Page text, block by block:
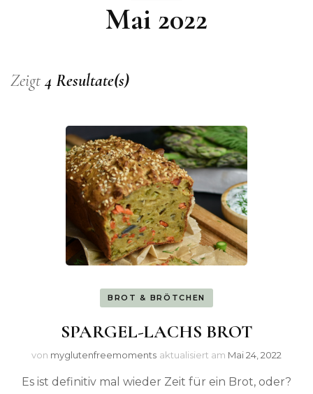
Mai 2022
Zeigt 4 Resultate(s)
BROT & BRÖTCHEN
SPARGEL-LACHS BROT
von myglutenfreemoments aktualisiert am Mai 24, 2022
Es ist definitiv mal wieder Zeit für ein Brot, oder?